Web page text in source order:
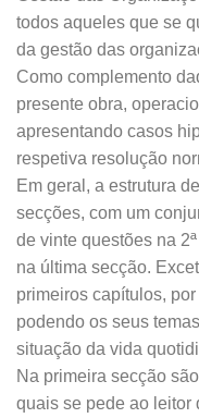
todos aqueles que se
da gestão das
Como complemento
presente obra,
apresentando casos
respetiva resolução
Em geral, a estrutura
secções, com um
de vinte questões na
na última secção.
primeiros capítulos,
podendo os seus
situação da vida
Na primeira secção
quais se pede ao leitor